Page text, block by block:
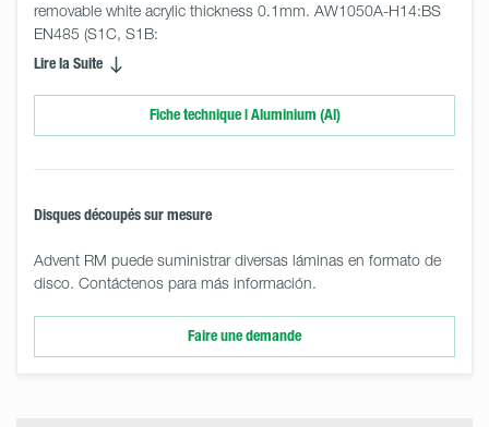
removable white acrylic thickness 0.1mm. AW1050A-H14:BS
EN485 (S1C, S1B:
Lire la Suite
Fiche technique | Aluminium (Al)
Disques découpés sur mesure
Advent RM puede suministrar diversas láminas en formato de
disco. Contáctenos para más información.
Faire une demande